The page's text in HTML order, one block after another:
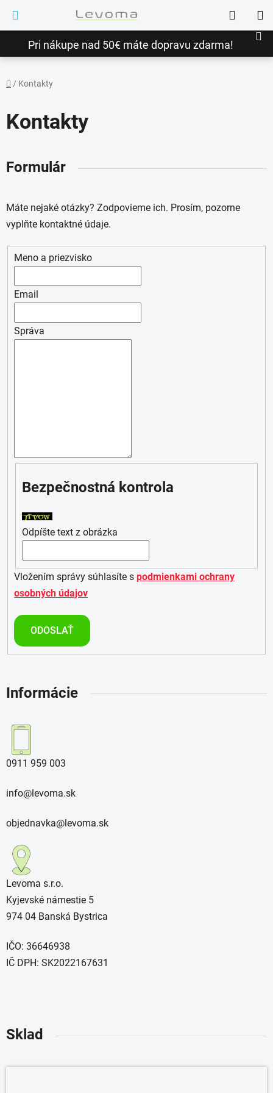
obsah
Pri nákupe nad 50€ máte dopravu zdarma!
Hľadať
/ Kontakty
Kontakty
Formulár
Máte nejaké otázky? Zodpovieme ich. Prosím, pozorne
vyplňte kontaktné údaje.
Meno a priezvisko
Email
Správa
Bezpečnostná kontrola
Odpíšte text z obrázka
Vložením správy súhlasíte s podmienkami ochrany
osobných údajov
ODOSLAŤ
Informácie
0911 959 003
info@levoma.sk
objednavka@levoma.sk
Levoma s.r.o.
Kyjevské námestie 5
974 04 Banská Bystrica
IČO: 36646938
IČ DPH: SK2022167631
Sklad